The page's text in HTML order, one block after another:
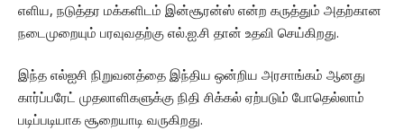
எளிய, நடுத்தர மக்களிடம் இன்சூரன்ஸ் என்ற கருத்தும் அதற்கான
நடைமுறையும் பரவுவதற்கு எல்.ஐ.சி தான் உதவி செய்கிறது.
இந்த எல்ஐசி நிறுவனத்தை இந்திய ஒன்றிய அரசாங்கம் ஆனது
கார்ப்பரேட் முதலாளிகளுக்கு நிதி சிக்கல் ஏற்படும் போதெல்லாம்
படிப்படியாக சூறையாடி வருகிறது.